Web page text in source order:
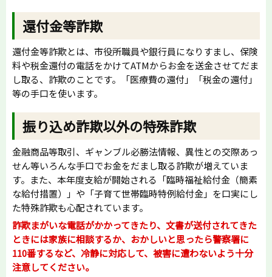
還付金等詐欺
還付金等詐欺とは、市役所職員や銀行員になりすまし、保険
料や税金還付の電話をかけてATMからお金を送金させてだま
し取る、詐欺のことです。「医療費の還付」「税金の還付」
等の手口を使います。
振り込め詐欺以外の特殊詐欺
金融商品等取引、ギャンブル必勝法情報、異性との交際あっ
せん等いろんな手口でお金をだまし取る詐欺が増えていま
す。また、本年度支給が開始される「臨時福祉給付金（簡素
な給付措置）」や「子育て世帯臨時特例給付金」を口実にし
た特殊詐欺も心配されています。
詐欺まがいな電話がかかってきたり、文書が送付されてきた
ときには家族に相談するか、おかしいと思ったら警察署に
110番するなど、冷静に対応して、被害に遭わないよう十分
注意してください。